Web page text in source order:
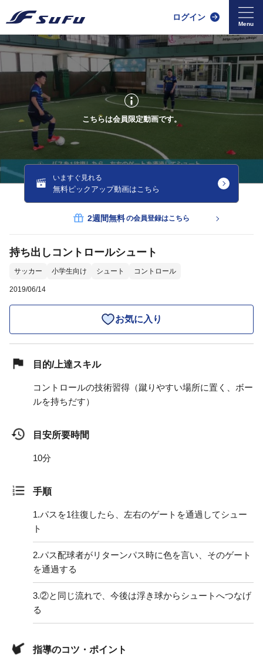
ログイン
こちらは会員限定動画です。
いますぐ見れる
無料ピックアップ動画はこちら
2週間無料の会員登録はこちら
持ち出しコントロールシュート
サッカー 小学生向け シュート コントロール
2019/06/14
お気に入り
目的/上達スキル
コントロールの技術習得（蹴りやすい場所に置く、ボー
ルを持ちだす）
目安所要時間
10分
手順
1.パスを1往復したら、左右のゲートを通過してシュー
ト
2.パス配球者がリターンパス時に色を言い、そのゲート
を通過する
3.②と同じ流れで、今後は浮き球からシュートへつなげ
る
指導のコツ・ポイント